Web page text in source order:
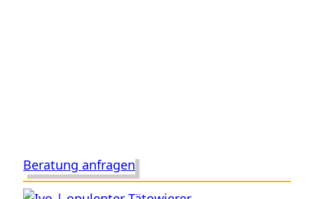
Beratung anfragen